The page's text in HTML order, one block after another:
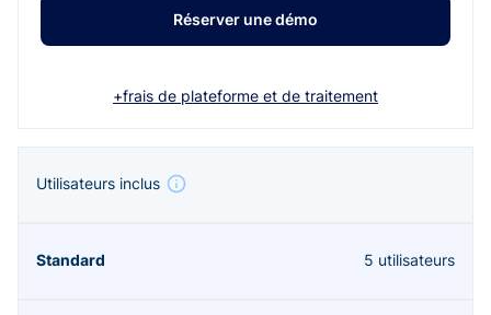
Réserver une démo
+frais de plateforme et de traitement
Utilisateurs inclus
5 utilisateurs